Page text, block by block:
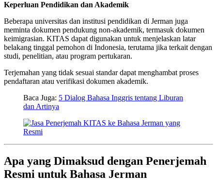
Keperluan Pendidikan dan Akademik
Beberapa universitas dan institusi pendidikan di Jerman juga
meminta dokumen pendukung non-akademik, termasuk dokumen
keimigrasian. KITAS dapat digunakan untuk menjelaskan latar
belakang tinggal pemohon di Indonesia, terutama jika terkait dengan
studi, penelitian, atau program pertukaran.
Terjemahan yang tidak sesuai standar dapat menghambat proses
pendaftaran atau verifikasi dokumen akademik.
Baca Juga: 5 Dialog Bahasa Inggris tentang Liburan
dan Artinya
Apa yang Dimaksud dengan Penerjemah
Resmi untuk Bahasa Jerman